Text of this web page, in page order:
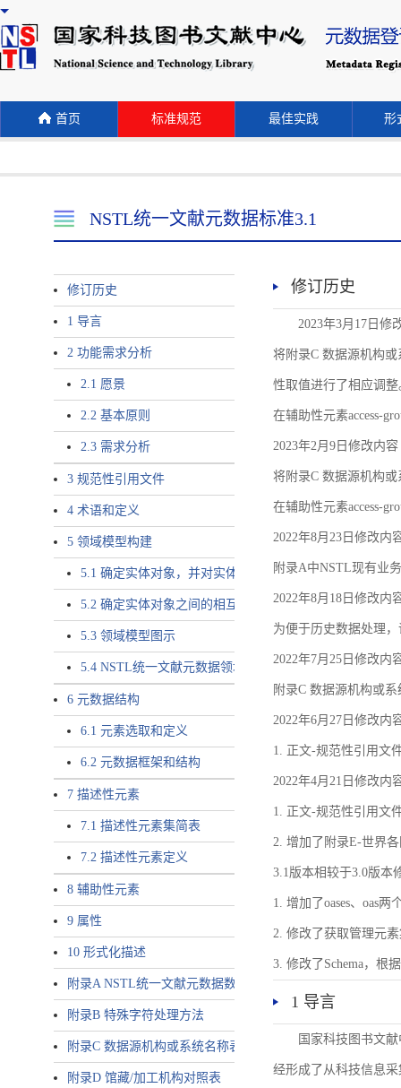
首页 标准规范 最佳实践 形
NSTL统一文献元数据标准3.1
修订历史
1 导言
2 功能需求分析
2.1 愿景
2.2 基本原则
2.3 需求分析
3 规范性引用文件
4 术语和定义
5 领域模型构建
5.1 确定实体对象，并对实体对象命名
5.2 确定实体对象之间的相互关系，定义实体对象之间的
5.3 领域模型图示
5.4 NSTL统一文献元数据领域模型的验证
6 元数据结构
6.1 元素选取和定义
6.2 元数据框架和结构
7 描述性元素
7.1 描述性元素集简表
7.2 描述性元素定义
8 辅助性元素
9 属性
10 形式化描述
附录A NSTL统一文献元数据数据唯一标识符规则
附录B 特殊字符处理方法
附录C 数据源机构或系统名称表
附录D 馆藏/加工机构对照表
修订历史
2023年3月17日修
将附录C 数据源机构或
性取值进行了相应调整
在辅助性元素access-
2023年2月9日修改内容
将附录C 数据源机构或
在辅助性元素access-
2022年8月23日修改内
附录A中NSTL现有业
2022年8月18日修改内
为便于历史数据处理
2022年7月25日修改内
附录C 数据源机构或
2022年6月27日修改内
1. 正文-规范性引用文
2022年4月21日修改内
1. 正文-规范性引用文
2. 增加了附录E-世界
3.1版本相较于3.0版本
1. 增加了oases、oas
2. 修改了获取管理元
3. 修改了Schema，根
1 导言
国家科技图书文
经形成了从科技信息